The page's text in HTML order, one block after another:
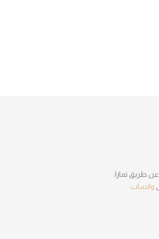
طريق تمارا:
واتساب